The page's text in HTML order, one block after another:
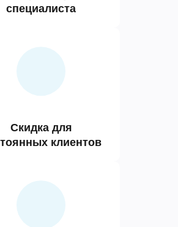
специалиста
Скидка для
клиентов